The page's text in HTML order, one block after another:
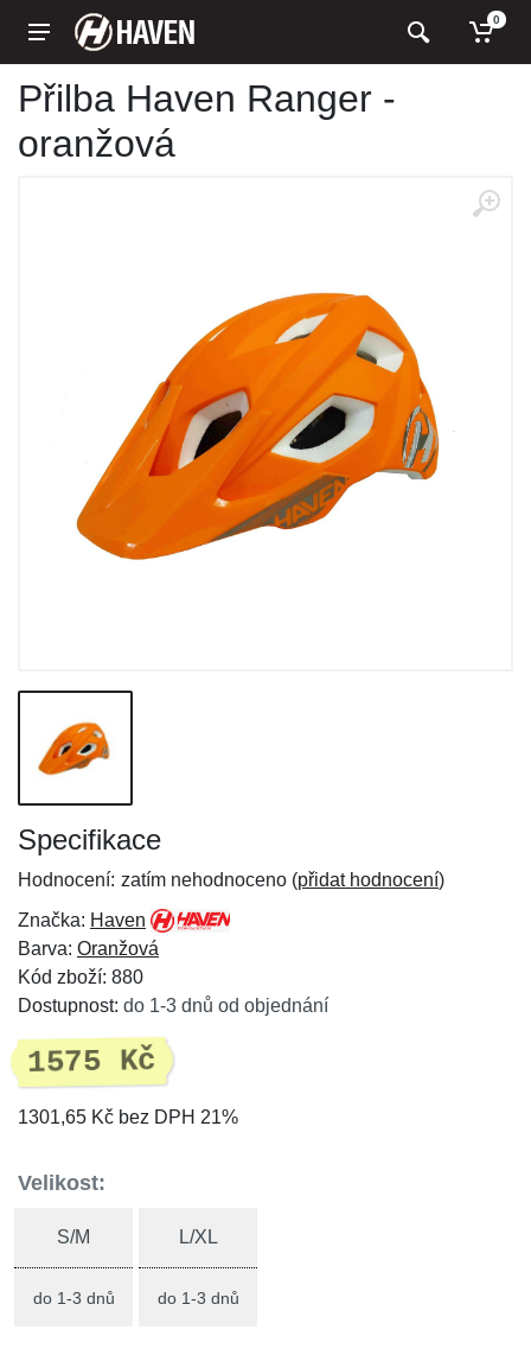
0
Přilba Haven Ranger -
oranžová
Specifikace
Hodnocení: zatím nehodnoceno (přidat hodnocení)
Značka: Haven
Barva: Oranžová
Kód zboží: 880
Dostupnost: do 1-3 dnů od objednání
1575 Kč
1301,65 Kč bez DPH 21%
Velikost:
S/M
do 1-3 dnů
L/XL
do 1-3 dnů